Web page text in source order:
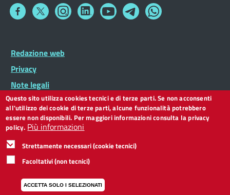
Collegamento
Collegamento
a
Collegamento
a
Collegamento
a
Collegamento
a
Collegamento
a
Collegamento
a
Widget
Footer
menu
Redazione web
Privacy
Note legali
Dichiarazione di accessibilità
CC BY 3.0 IT
Questo sito utilizza cookies tecnici e di terze parti. Se non acconsenti
all'utilizzo dei cookie di terze parti, alcune funzionalità potrebbero
essere non disponibili. Per maggiori informazioni consulta la privacy
policy. Più informazioni
Strettamente necessari (cookie tecnici)
Facoltativi (non tecnici)
ACCETTA SOLO I SELEZIONATI